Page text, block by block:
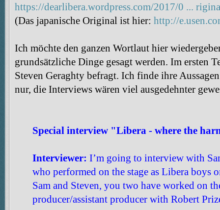
https://dearlibera.wordpress.com/2017/0 ...
(Das japanische Original ist hier: http://
Ich möchte den ganzen Wortlaut hier
grundsätzliche Dinge gesagt werden. Im ersten
Steven Geraghty befragt. Ich finde ihre
nur, die Interviews wären viel ausgedehnter
Special interview "Libera - where the
Interviewer: I’m going to interview with
who performed on the stage as Libera boys
Sam and Steven, you two have worked on
producer/assistant producer with Robert